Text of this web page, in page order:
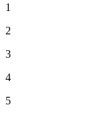
1
2
3
4
5